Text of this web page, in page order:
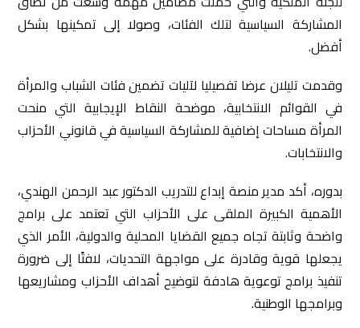
المشاركة السياسية لتلك الفئات، وصولا إلى تمكينها بشكل
أفضل.
وقدمت تليلان عرضا تفصيليا لآليات تضمين فئات الشباب والمرأة
في القوائم الانتخابية، موضحة النقاط الإيجابية التي منحت
المرأة مساحات إضافية للمشاركة السياسية في قانوني الأحزاب
والانتخابات.
بدوره، أكد مدير منصة إبداع للتدريب الدكتور عبد الرحمن الهندي،
الأهمية الكبيرة الملقى على الأحزاب التي تعتمد على برامج
واضحة وثابتة تجاه جميع القضايا المحلية والدولية، الأمر الذي
يجعلها قوية وقادرة على مواجهة التحديات، لافتًا إلى ضرورة
تنفيذ برامج توعوية هادفة لتوضيح أهداف الأحزاب ومشاريعها
وبرامجها الوطنية.